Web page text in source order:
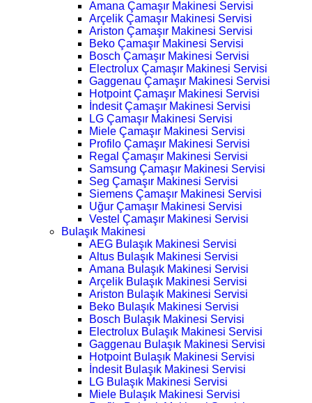
Amana Çamaşır Makinesi Servisi
Arçelik Çamaşır Makinesi Servisi
Ariston Çamaşır Makinesi Servisi
Beko Çamaşır Makinesi Servisi
Bosch Çamaşır Makinesi Servisi
Electrolux Çamaşır Makinesi Servisi
Gaggenau Çamaşır Makinesi Servisi
Hotpoint Çamaşır Makinesi Servisi
İndesit Çamaşır Makinesi Servisi
LG Çamaşır Makinesi Servisi
Miele Çamaşır Makinesi Servisi
Profilo Çamaşır Makinesi Servisi
Regal Çamaşır Makinesi Servisi
Samsung Çamaşır Makinesi Servisi
Seg Çamaşır Makinesi Servisi
Siemens Çamaşır Makinesi Servisi
Uğur Çamaşır Makinesi Servisi
Vestel Çamaşır Makinesi Servisi
Bulaşık Makinesi
AEG Bulaşık Makinesi Servisi
Altus Bulaşık Makinesi Servisi
Amana Bulaşık Makinesi Servisi
Arçelik Bulaşık Makinesi Servisi
Ariston Bulaşık Makinesi Servisi
Beko Bulaşık Makinesi Servisi
Bosch Bulaşık Makinesi Servisi
Electrolux Bulaşık Makinesi Servisi
Gaggenau Bulaşık Makinesi Servisi
Hotpoint Bulaşık Makinesi Servisi
İndesit Bulaşık Makinesi Servisi
LG Bulaşık Makinesi Servisi
Miele Bulaşık Makinesi Servisi